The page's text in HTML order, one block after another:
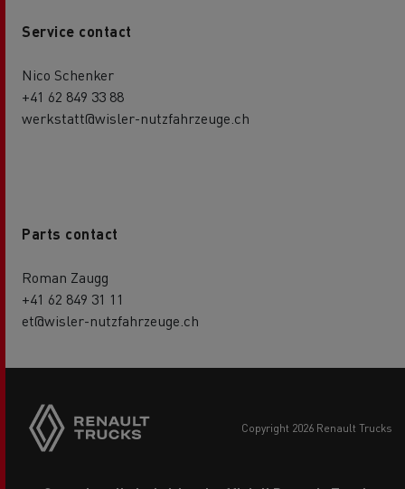
Service contact
Nico Schenker
+41 62 849 33 88
werkstatt@wisler-nutzfahrzeuge.ch
Parts contact
Roman Zaugg
+41 62 849 31 11
et@wisler-nutzfahrzeuge.ch
copyright 2026 Renault Trucks